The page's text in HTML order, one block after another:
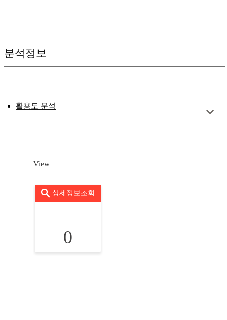
분석정보
활용도 분석
View
상세정보조회
0